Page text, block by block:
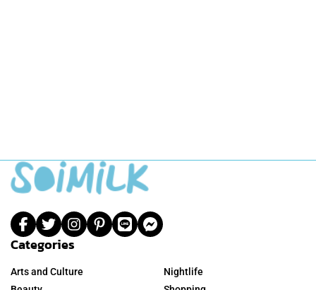
Categories
Arts and Culture
Nightlife